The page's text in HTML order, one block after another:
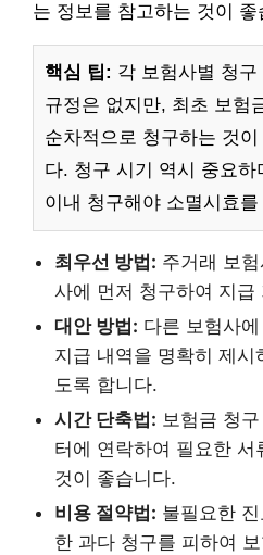
는 정보를 참고하는 것이 좋
핵심 팁: 각 보험사별 청
규정은 없지만, 최초 보험
순차적으로 청구하는 것
다. 청구 시기 역시 중요하
이내 청구해야 소멸시효
최우선 방법: 주거래 보
사에 먼저 청구하여 지급
대안 방법: 다른 보험사
지급 내역을 명확히 제
도록 합니다.
시간 단축법: 보험금 청
터에 연락하여 필요한 서
것이 좋습니다.
비용 절약법: 불필요한
한 과다 청구를 피하여